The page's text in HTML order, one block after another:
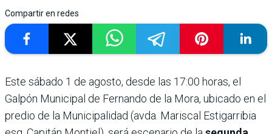
Compartir en redes
Este sábado 1 de agosto, desde las 17:00 horas, el
Galpón Municipal de Fernando de la Mora, ubicado en el
predio de la Municipalidad (avda. Mariscal Estigarribia